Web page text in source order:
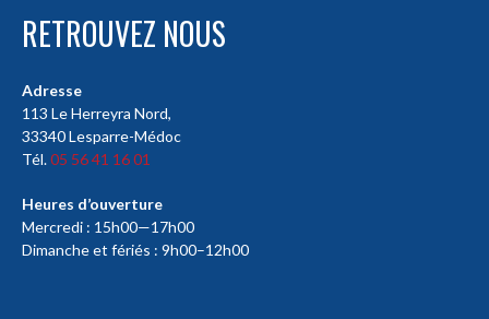
RETROUVEZ NOUS
Adresse
113 Le Herreyra Nord,
33340 Lesparre-Médoc
Tél.05 56 41 16 01
Heures d’ouverture
Mercredi : 15h00—17h00
Dimanche et fériés : 9h00–12h00